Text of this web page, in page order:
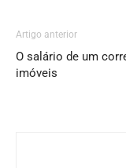
Artigo anterior
O salário de um
imóveis